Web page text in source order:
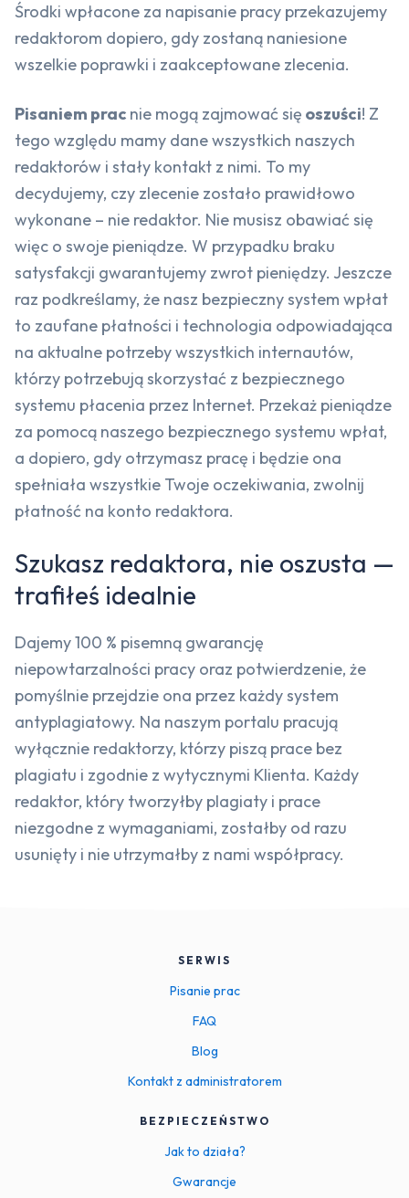
Środki wpłacone za napisanie pracy przekazujemy
redaktorom dopiero, gdy zostaną naniesione
wszelkie poprawki i zaakceptowane zlecenia.
Pisaniem prac nie mogą zajmować się oszuści! Z
tego względu mamy dane wszystkich naszych
redaktorów i stały kontakt z nimi. To my
decydujemy, czy zlecenie zostało prawidłowo
wykonane – nie redaktor. Nie musisz obawiać się
więc o swoje pieniądze. W przypadku braku
satysfakcji gwarantujemy zwrot pieniędzy. Jeszcze
raz podkreślamy, że nasz bezpieczny system wpłat
to zaufane płatności i technologia odpowiadająca
na aktualne potrzeby wszystkich internautów,
którzy potrzebują skorzystać z bezpiecznego
systemu płacenia przez Internet. Przekaż pieniądze
za pomocą naszego bezpiecznego systemu wpłat,
a dopiero, gdy otrzymasz pracę i będzie ona
spełniała wszystkie Twoje oczekiwania, zwolnij
płatność na konto redaktora.
Szukasz redaktora, nie oszusta —
trafiłeś idealnie
Dajemy 100 % pisemną gwarancję
niepowtarzalności pracy oraz potwierdzenie, że
pomyślnie przejdzie ona przez każdy system
antyplagiatowy. Na naszym portalu pracują
wyłącznie redaktorzy, którzy piszą prace bez
plagiatu i zgodnie z wytycznymi Klienta. Każdy
redaktor, który tworzyłby plagiaty i prace
niezgodne z wymaganiami, zostałby od razu
usunięty i nie utrzymałby z nami współpracy.
SERWIS
Pisanie prac
FAQ
Blog
Kontakt z administratorem
BEZPIECZEŃSTWO
Jak to działa?
Gwarancje